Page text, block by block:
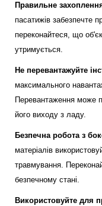
Правильне
пасатижів забезпечте
переконайтеся, що
утримується.
Не перевантажуйте
максимального
Перевантаження може
його виходу з ладу.
Безпечна робота з
матеріалів
травмування.
безпечному стані.
Використовуйте для